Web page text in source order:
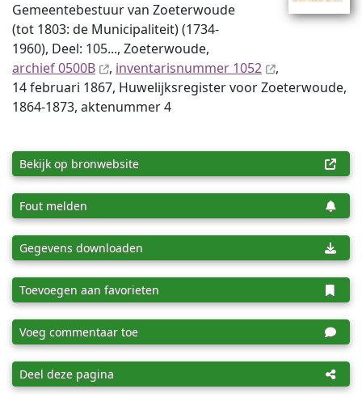
Gemeentebestuur van Zoeterwoude
(tot 1803: de Municipaliteit) (1734-
1960), Deel: 105..., Zoeterwoude,
archief 0500B
, inventaris­num­mer 1052
,
14 februari 1867, Huwelijksregister voor Zoeterwoude,
1864-1873, aktenummer 4
Bekijk op bronwebsite
Fout melden
Gegevens downloaden
Toevoegen aan favorieten
Voeg commentaar toe
Deel deze pagina